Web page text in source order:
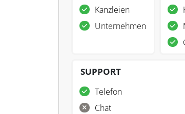
Kanzleien
Unternehmen
SUPPORT
Telefon
Chat